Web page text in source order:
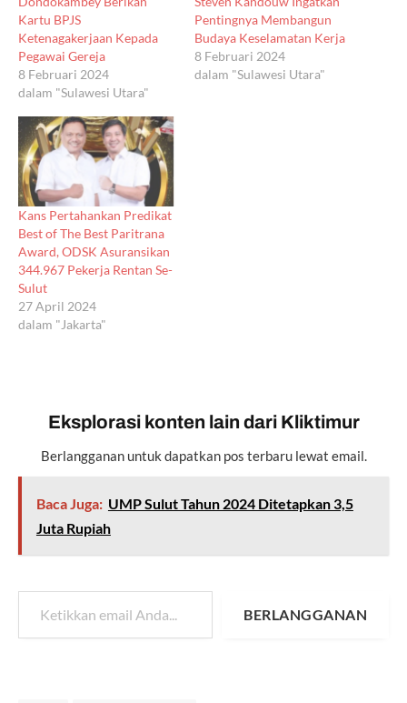
Kartu BPJS
Ketenagakerjaan Kepada
Pegawai Gereja
8 Februari 2024
dalam "Sulawesi Utara"
Pentingnya Membangun
Budaya Keselamatan Kerja
8 Februari 2024
dalam "Sulawesi Utara"
Kans Pertahankan Predikat
Best of The Best Paritrana
Award, ODSK Asuransikan
344.967 Pekerja Rentan Se-
Sulut
27 April 2024
dalam "Jakarta"
Eksplorasi konten lain dari Kliktimur
Berlangganan untuk dapatkan pos terbaru lewat email.
Baca Juga: UMP Sulut Tahun 2024 Ditetapkan 3,5
Juta Rupiah
Ketikkan email Anda...
BERLANGGANAN